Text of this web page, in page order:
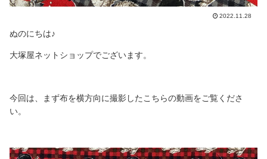
2022.11.28
ぬのにちは♪
大塚屋ネットショップでございます。
今回は、まず布を横方向に撮影したこちらの動画をご覧くださ
い。
動